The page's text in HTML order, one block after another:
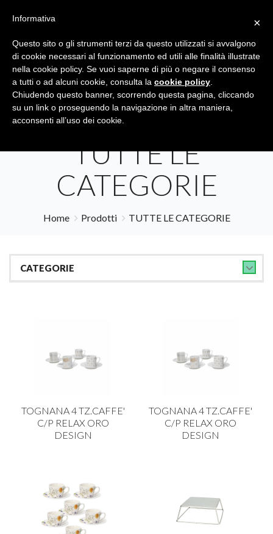
Tutte le categorie Cerca
TUTTE LE
CATEGORIE
Home Prodotti TUTTE LE CATEGORIE
CATEGORIE
ACCESSORI VETRO
BILANCE
BOLLITORI E THERMOS
CAFFETTERIA E RICAMBI
CALICI E BICCHIERI
CAMPEGGIO E GIARDINO
TOGNANA 4 TZ.CAFFE'
C/P RELAX ORO
DESIGN
TOGNANA 4 TZ.CAFFE'
C/P RELAX ORO
DESIGN
×
Informativa
Questo sito o gli strumenti terzi da questo utilizzati si avvalgono
di cookie necessari al funzionamento ed utili alle finalità illustrate
nella cookie policy. Se vuoi saperne di più o negare il consenso
a tutti o ad alcuni cookie, consulta la cookie policy
Chiudendo questo banner, scorrendo questa pagina, cliccando
su un link o proseguendo la navigazione in altra maniera,
acconsenti all’uso dei cookie.